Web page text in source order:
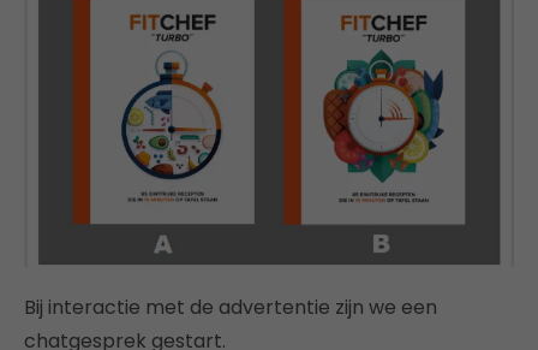
Bij interactie met de advertentie zijn we een
chatgesprek gestart.